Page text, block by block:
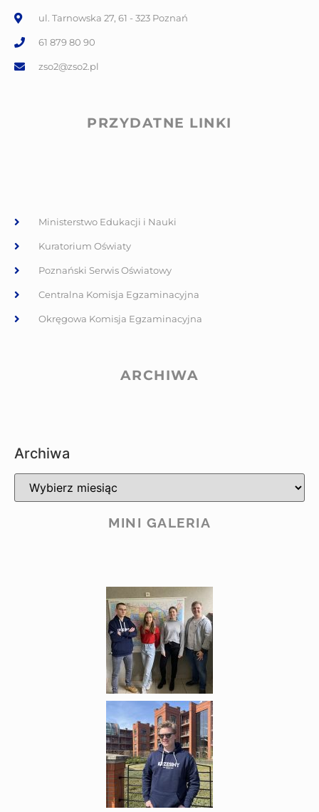
ul. Tarnowska 27, 61 - 323 Poznań
61 879 80 90
zso2@zso2.pl
PRZYDATNE LINKI
Ministerstwo Edukacji i Nauki
Kuratorium Oświaty
Poznański Serwis Oświatowy
Centralna Komisja Egzaminacyjna
Okręgowa Komisja Egzaminacyjna
ARCHIWA
Archiwa
MINI GALERIA